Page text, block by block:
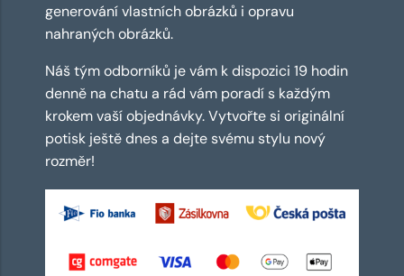
generování vlastních obrázků i opravu
nahraných obrázků.
Náš tým odborníků je vám k dispozici 19 hodin
denně na chatu a rád vám poradí s každým
krokem vaší objednávky. Vytvořte si originální
potisk ještě dnes a dejte svému stylu nový
rozměr!